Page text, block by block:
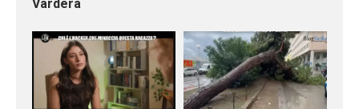
Vardera